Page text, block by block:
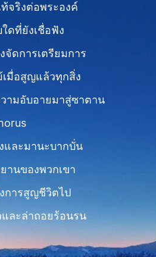
จริงต่อพระองค์
ดที่ยังเชื่อฟัง
จัดการเตรียมการ
เมื่อสูญแล้วทุกสิ่ง
ามอับอายมาสู่ซาตาน
และมานะบากบั่น
านของพวกเขา
การสูญชีวิตไป
ละล่าถอยร้อนรน